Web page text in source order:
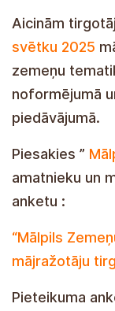
Aicinām
svētku 2025
zemeņu
noformējumā
piedāvājumā.
Piesakies ”
amatnieku un
anketu :
“Mālpils
mājražotāju
Pieteikuma